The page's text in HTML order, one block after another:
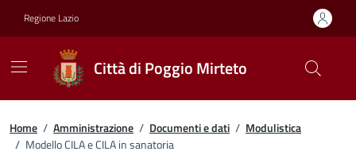
Regione Lazio
Città di Poggio Mirteto
Home / Amministrazione / Documenti e dati / Modulistica
/ Modello CILA e CILA in sanatoria